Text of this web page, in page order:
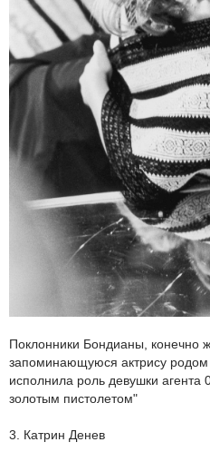
Поклонники Бондианы, конечно
запоминающуюся актрису
исполнила роль девушки
золотым пистолетом"
3. Катрин Денев